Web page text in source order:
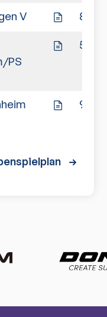
V 8:8
PS
5:9
9:6